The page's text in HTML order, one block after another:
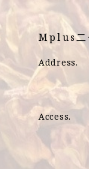
Mplus二
Address.
Access.